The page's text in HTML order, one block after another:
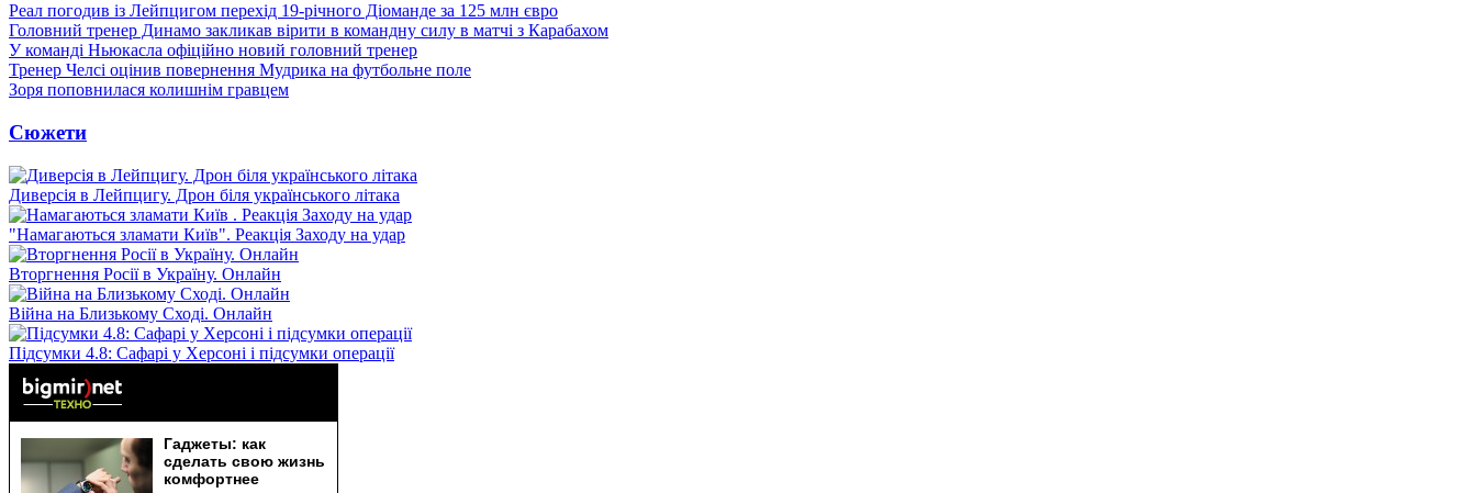
Реал погодив із Лейпцигом перехід 19-річного Діоманде за 125 млн євро
Головний тренер Динамо закликав вірити в командну силу в матчі з Карабахом
У команді Ньюкасла офіційно новий головний тренер
Тренер Челсі оцінив повернення Мудрика на футбольне поле
Зоря поповнилася колишнім гравцем
Сюжети
Диверсія в Лейпцигу. Дрон біля українського літака
"Намагаються зламати Київ". Реакція Заходу на удар
Вторгнення Росії в Україну. Онлайн
Війна на Близькому Сході. Онлайн
Підсумки 4.8: Сафарі у Херсоні і підсумки операції